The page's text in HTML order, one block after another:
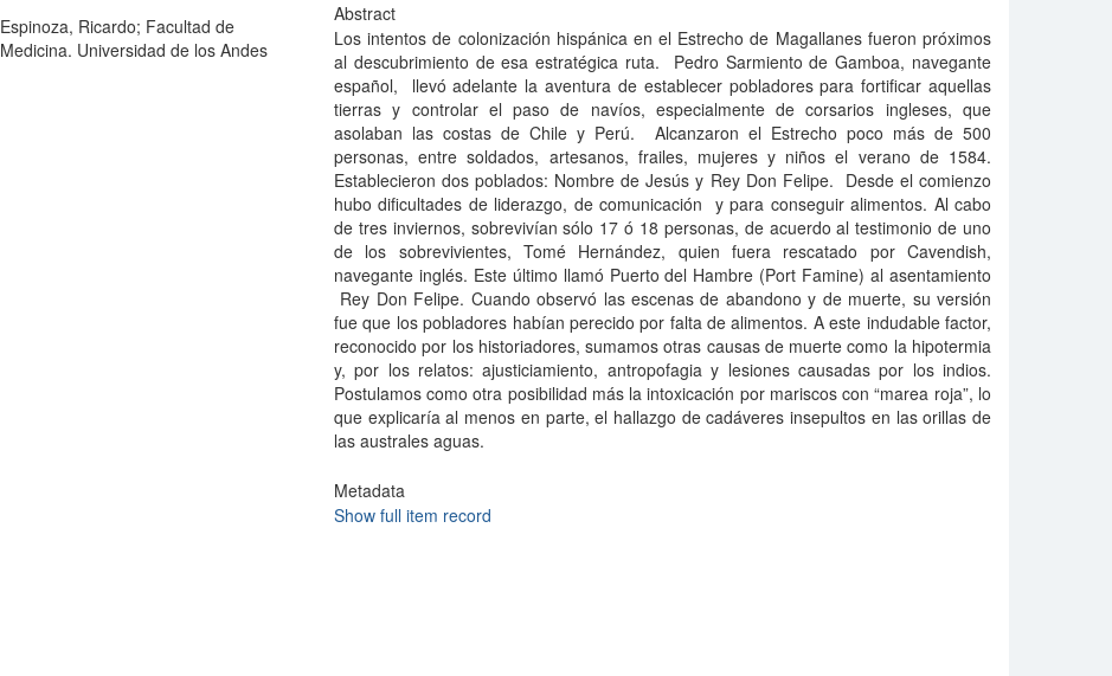
Espinoza, Ricardo; Facultad de
Medicina. Universidad de los Andes
Abstract
Los intentos de colonización hispánica en el Estrecho de Magallanes fueron próximos
al descubrimiento de esa estratégica ruta. Pedro Sarmiento de Gamboa, navegante
español, llevó adelante la aventura de establecer pobladores para fortificar aquellas
tierras y controlar el paso de navíos, especialmente de corsarios ingleses, que
asolaban las costas de Chile y Perú. Alcanzaron el Estrecho poco más de 500
personas, entre soldados, artesanos, frailes, mujeres y niños el verano de 1584.
Establecieron dos poblados: Nombre de Jesús y Rey Don Felipe. Desde el comienzo
hubo dificultades de liderazgo, de comunicación y para conseguir alimentos. Al cabo
de tres inviernos, sobrevivían sólo 17 ó 18 personas, de acuerdo al testimonio de uno
de los sobrevivientes, Tomé Hernández, quien fuera rescatado por Cavendish,
navegante inglés. Este último llamó Puerto del Hambre (Port Famine) al asentamiento
Rey Don Felipe. Cuando observó las escenas de abandono y de muerte, su versión
fue que los pobladores habían perecido por falta de alimentos. A este indudable factor,
reconocido por los historiadores, sumamos otras causas de muerte como la hipotermia
y, por los relatos: ajusticiamiento, antropofagia y lesiones causadas por los indios.
Postulamos como otra posibilidad más la intoxicación por mariscos con “marea roja”, lo
que explicaría al menos en parte, el hallazgo de cadáveres insepultos en las orillas de
las australes aguas.
Metadata
Show full item record